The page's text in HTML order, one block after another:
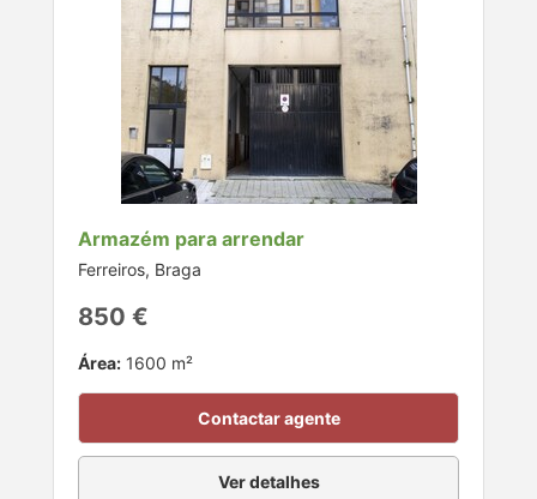
Armazém para arrendar
Ferreiros, Braga
850 €
Área: 1600 m²
Contactar agente
Ver detalhes